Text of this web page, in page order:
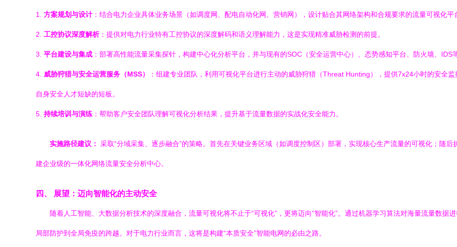
1. 方案规划与设计 ：结合电力企业具体业务场景（如调度网、配电自动化网、营销网），设计贴合其网络架构和合规要求的流量可视化平
2. 工控协议深度解析：提供对电力行业特有工控协议的深度解码和语义理解能力，这是实现精准威胁检测的前提。
3. 平台建设与集成 ：部署高性能流量采集探针，构建中心化分析平台，并与现有的SOC（安全运营中心）、态势感知平台、防火墙、IDS
4. 威胁狩猎与安全运营服务（MSS） ：组建专业团队，利用可视化平台进行主动的威胁狩猎（Threat Hunting），提供7x24小时的安全
自身安全人才短缺的短板。
5. 持续培训与演练 ：帮助客户安全团队理解可视化分析结果，提升基于流量数据的实战化安全能力。
实施路径建议： 采取“分域采集、逐步融合”的策略。首先在关键业务区域（如调度控制区）部署，实现核心生产流量的可视化；随
建企业级的一体化网络流量安全分析中心。
四、 展望：迈向智能化的主动安全
随着人工智能、大数据分析技术的深度融合，流量可视化将不止于“可视化”，更将迈向“智能化”。通过机器学习算法对海量流量数据
局部防护到全局免疫的跨越。对于电力行业而言，这将是构建“本质安全”智能电网的必由之路。